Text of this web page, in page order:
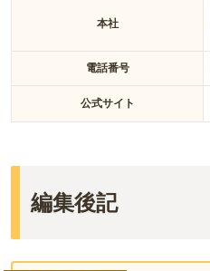
本社
電話番号
公式サイト
編集後記